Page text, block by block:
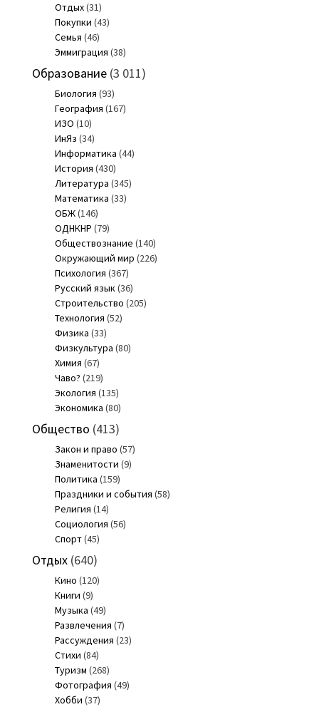
Отдых(31)
Покупки (43)
Семья (46)
Эммиграция (38)
Образование(3 011)
Биология (93)
География (167)
ИЗО (10)
ИнЯз (34)
Информатика (44)
История (430)
Литература (345)
Математика (33)
ОБЖ(146)
ОДНКНР (79)
Обществознание (140)
Окружающий мир (226)
Психология (367)
Русский язык(36)
Строительство (205)
Технология (52)
Физика (33)
Физкультура (80)
Химия (67)
Чаво? (219)
Экология (135)
Экономика (80)
Общество (413)
Закон и право (57)
Знаменитости (9)
Политика (159)
Праздники и события (58)
Религия (14)
Социология (56)
Спорт(45)
Отдых(640)
Кино (120)
Книги (9)
Музыка (49)
Развлечения (7)
Рассуждения (23)
Стихи (84)
Туризм (268)
Фотография (49)
Хобби (37)